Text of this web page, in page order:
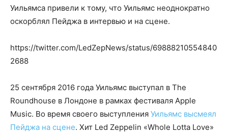
Уильямса привели к тому, что Уильямс неоднократно
оскорблял Пейджа в интервью и на сцене.
https://twitter.com/LedZepNews/status/69888210554840
2688
25 сентября 2016 года Уильямс выступал в The
Roundhouse в Лондоне в рамках фестиваля Apple
Music. Во время своего выступления Уильямс высмеял
Пейджа на сцене. Хит Led Zeppelin «Whole Lotta Love»